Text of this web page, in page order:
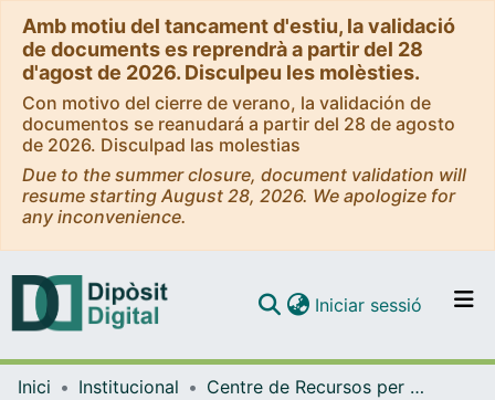
Amb motiu del tancament d'estiu, la validació
de documents es reprendrà a partir del 28
d'agost de 2026. Disculpeu les molèsties.
Con motivo del cierre de verano, la validación de
documentos se reanudará a partir del 28 de agosto
de 2026. Disculpad las molestias
Due to the summer closure, document validation will
resume starting August 28, 2026. We apologize for
any inconvenience.
Navega per tot el DD
Iniciar sessió (current)
Inici Institucional
Centre de Recursos per a l'Aprenentatge i la Investigació (CRAI-UB) - Institucional